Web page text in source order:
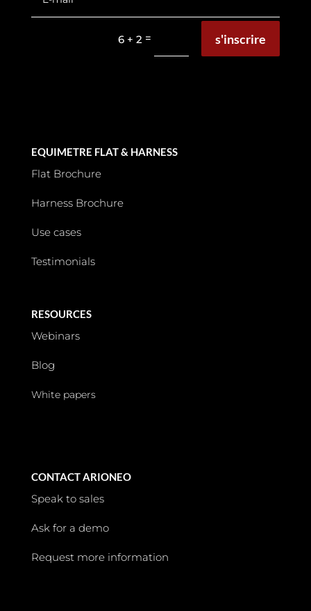
6 + 2 = s'inscrire
EQUIMETRE FLAT & HARNESS
Flat Brochure
Harness Brochure
Use cases
Testimonials
RESOURCES
Webinars
Blog
White papers
CONTACT ARIONEO
Speak to sales
Ask for a demo
Request more information